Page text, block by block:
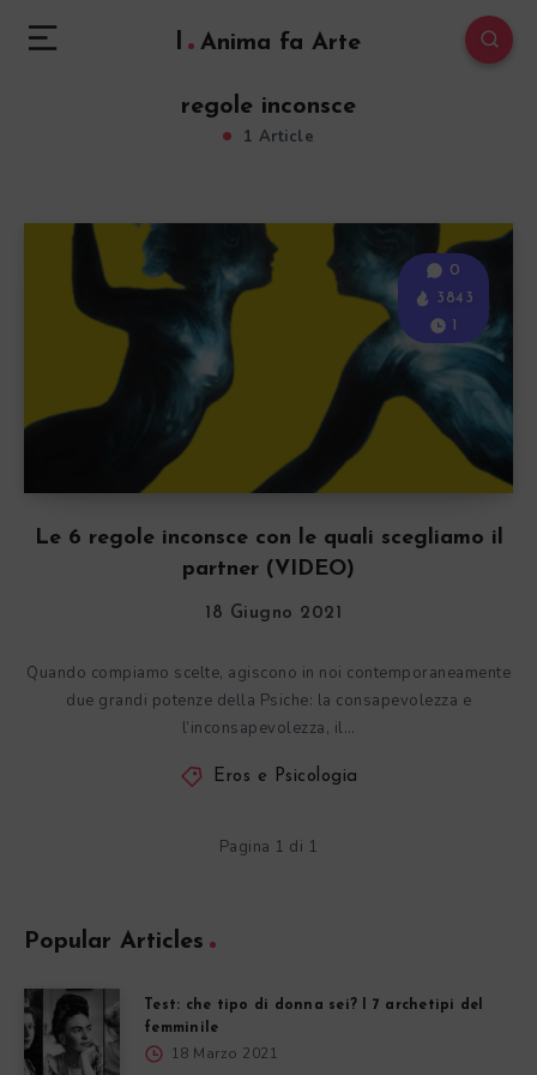
l Anima fa Arte
regole inconsce
1 Article
Le 6 regole inconsce con le quali scegliamo il
partner (VIDEO)
0
3843
1
18 Giugno 2021
Quando compiamo scelte, agiscono in noi contemporaneamente
due grandi potenze della Psiche: la consapevolezza e
l’inconsapevolezza, il…
Eros e Psicologia
Pagina 1 di 1
Popular Articles
Test: che tipo di donna sei? I 7 archetipi del
femminile
18 Marzo 2021